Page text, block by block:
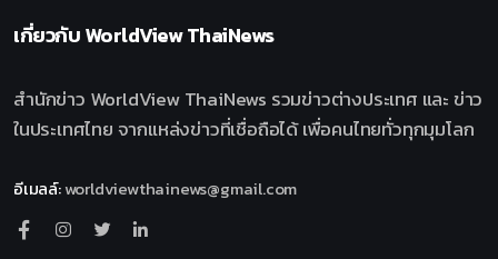
เกี่ยวกับWorldView ThaiNews
สำนักข่าว WorldView ThaiNews รวมข่าวต่างประเทศ และ ข่าว
ในประเทศไทย จากแหล่งข่าวที่เชื่อถือได้ เพื่อคนไทยทั่วทุกมุมโลก
อีเมลล์:worldviewthainews@gmail.com